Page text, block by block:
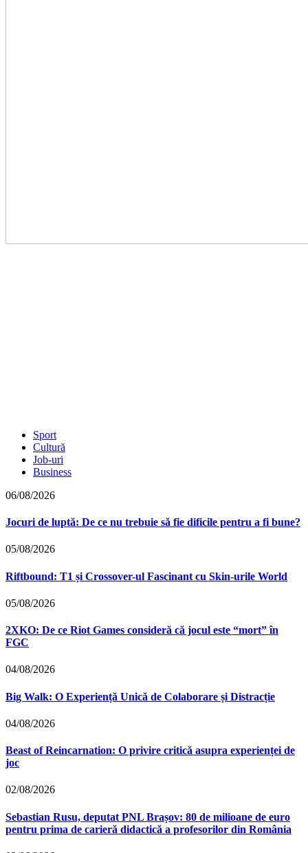
Sport
Cultură
Job-uri
Business
06/08/2026
Jocuri de luptă: De ce nu trebuie să fie dificile pentru a fi bune?
05/08/2026
Riftbound: T1 și Crossover-ul Fascinant cu Skin-urile World
05/08/2026
2XKO: De ce Riot Games consideră că jocul este “mort” în
FGC
04/08/2026
Big Walk: O Experiență Unică de Colaborare și Distracție
04/08/2026
Beast of Reincarnation: O privire critică asupra experienței de
joc
02/08/2026
Sebastian Rusu, deputat PNL Brașov: 80 de milioane de euro
pentru prima de carieră didactică a profesorilor din România